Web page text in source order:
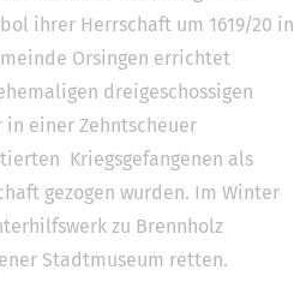
ihrer Herrschaft um 1619/20 in
Orsingen errichtet
dreigeschossigen
einer Zehntscheuer
Kriegsgefangenen als
gezogen wurden. Im Winter
zu Brennholz
Stadtmuseum retten.